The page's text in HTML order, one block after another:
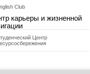
Club
карьеры и жизненной
Центр